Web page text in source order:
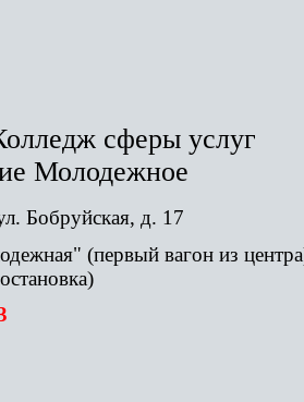
Бобруйская, д. 17
(первый вагон из